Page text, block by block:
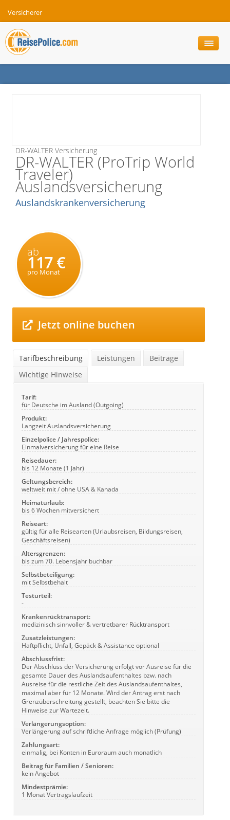
Versicherer
DR-WALTER Versicherung
DR-WALTER (ProTrip World
Traveler)
Auslandsversicherung
Auslandskrankenversicherung
ab
117 €
pro Monat
Jetzt online buchen
Tarifbeschreibung Leistungen
Beiträge
Wichtige Hinweise
Tarif:
für Deutsche im Ausland (Outgoing)
Produkt:
Langzeit Auslandsversicherung
Einzelpolice / Jahrespolice:
Einmalversicherung für eine Reise
Reisedauer:
bis 12 Monate (1 Jahr)
Geltungsbereich:
weltweit mit / ohne USA & Kanada
Heimaturlaub:
bis 6 Wochen mitversichert
Reiseart:
gültig für alle Reisearten (Urlaubsreisen, Bildungsreisen,
Geschäftsreisen)
Altersgrenzen:
bis zum 70. Lebensjahr buchbar
Selbstbeteiligung:
mit Selbstbehalt
Testurteil:
-
Krankenrücktransport:
medizinisch sinnvoller & vertretbarer Rücktransport
Zusatzleistungen:
Haftpflicht, Unfall, Gepäck & Assistance optional
Abschlussfrist:
Der Abschluss der Versicherung erfolgt vor Ausreise für die
gesamte Dauer des Auslandsaufenthaltes bzw. nach
Ausreise für die restliche Zeit des Auslandsaufenthaltes,
maximal aber für 12 Monate. Wird der Antrag erst nach
Grenzüberschreitung gestellt, beachten Sie bitte die
Hinweise zur Wartezeit.
Verlängerungsoption:
Verlängerung auf schriftliche Anfrage möglich (Prüfung)
Zahlungsart:
einmalig, bei Konten in Euroraum auch monatlich
Beitrag für Familien / Senioren:
kein Angebot
Mindestprämie:
1 Monat Vertragslaufzeit